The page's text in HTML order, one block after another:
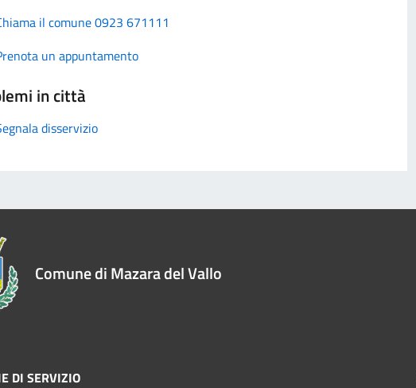
il comune 0923 671111
un appuntamento
in città
disservizio
Comune di Mazara del Vallo
DI SERVIZIO